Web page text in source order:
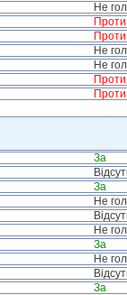
Не
Проти
Проти
Не
Не
Проти
Проти
За
За
Не
Не
За
Не
За